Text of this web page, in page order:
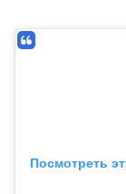
Посмотреть